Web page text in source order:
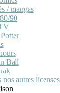
/ mangas
90
Ball
nos autres licenses